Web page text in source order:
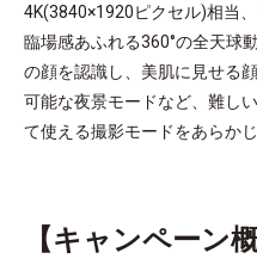
4K(3840×1920ピクセル)相当
臨場感あふれる360°の全天球
の顔を認識し、美肌に見せる
可能な夜景モードなど、難し
て使える撮影モードをあらか
【キャンペーン概